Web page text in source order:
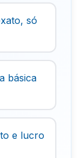
só
básica
e lucro